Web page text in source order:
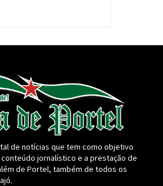
de notícias que tem como objetivo
jornalístico e a prestação de
de Portel, também de todos os